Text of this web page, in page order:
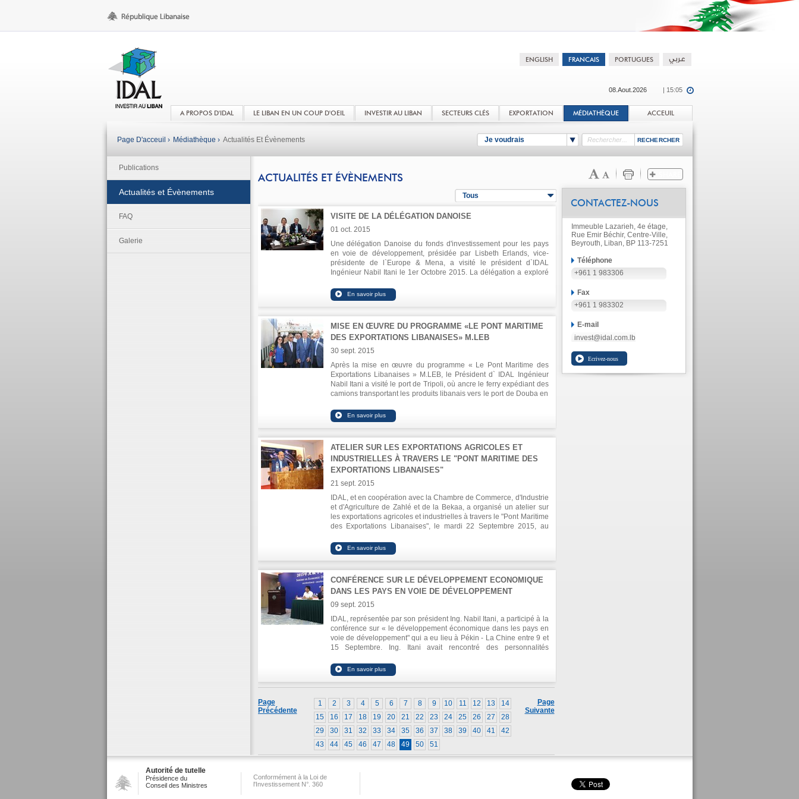
08.Aout.2026 | 15:05
A PROPOS D'IDAL LE LIBAN EN UN COUP D'OEIL INVESTIR AU LIBAN SECTEURS CLÉS EXPORTATION MÉDIATHÈQUE ACCEUIL
Je voudrais
Page D'acceuil › Médiathèque › Actualités Et Évènements
Publications
Actualités et Évènements
FAQ
Galerie
ACTUALITÉS ET ÉVÈNEMENTS
Tous
VISITE DE LA DÉLÉGATION DANOISE
01 oct. 2015
Une délégation Danoise du fonds d'investissement pour les pays
en voie de développement, présidée par Lisbeth Erlands, vice-
présidente de l`Europe & Mena, a visité le président d`IDAL
Ingénieur Nabil Itani le 1er Octobre 2015. La délégation a exploré
soulignant la volonté et le désir d'investir au Liban après la décision
du fonds d'élargir ses activités et services dans ce pays.
MISE EN ŒUVRE DU PROGRAMME «LE PONT MARITIME
DES EXPORTATIONS LIBANAISES» M.LEB
30 sept. 2015
Après la mise en œuvre du programme « Le Pont Maritime des
Exportations Libanaises » M.LEB, le Président d` IDAL Ingénieur
Nabil Itani a visité le port de Tripoli, où ancre le ferry expédiant des
camions transportant les produits libanais vers le port de Douba en
Chambre de Commerce et d'Industrie de Tripoli pour annoncer le
programme et ses détails.
ATELIER SUR LES EXPORTATIONS AGRICOLES ET
INDUSTRIELLES À TRAVERS LE "PONT MARITIME DES
EXPORTATIONS LIBANAISES"
21 sept. 2015
IDAL, et en coopération avec la Chambre de Commerce, d'Industrie
et d'Agriculture de Zahlé et de la Bekaa, a organisé un atelier sur
les exportations agricoles et industrielles à travers le "Pont Maritime
des Exportations Libanaises", le mardi 22 Septembre 2015, au
CONFÉRENCE SUR LE DÉVELOPPEMENT ECONOMIQUE
DANS LES PAYS EN VOIE DE DÉVELOPPEMENT
09 sept. 2015
IDAL, représentée par son président Ing. Nabil Itani, a participé à la
conférence sur « le développement économique dans les pays en
voie de développement" qui a eu lieu à Pékin - La Chine entre 9 et
15 Septembre. Ing. Itani avait rencontré des personnalités
usines en marge de la conférence. Il a également délivré une
présentation sur les opportunités d'investissement prometteuses au
Liban et ses avantages concurentiels.
Page
Suivante
1 2 3 4 5 6 7 8 9 10 11 12 13
14
15
16 17 18 19 20 21 22 23 24 25 26 27
28
29
30 31 32 33 34 35 36 37 38 39 40 41
42
43
44 45 46 47 48 49 50 51
Page
Précédente
CONTACTEZ-NOUS
Immeuble Lazarieh, 4e étage,
Rue Emir Béchir, Centre-Ville,
Beyrouth, Liban, BP 113-7251
Téléphone
+961 1 983306
Fax
+961 1 983302
E-mail
invest@idal.com.lb
Autorité de tutelle
Présidence du
Conseil des Ministres
Conformément à la Loi de
l'Investissement N°. 360